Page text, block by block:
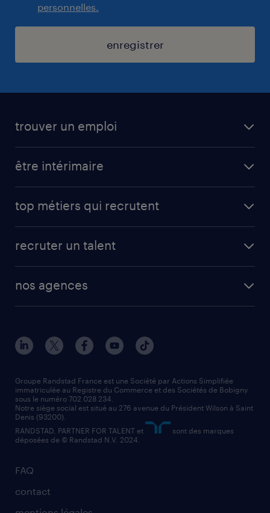
personnelles.
enregistrer
trouver un emploi
créer un compte candidat
être intérimaire
app talent / portail web
top métiers qui recrutent
manutentionnaire
assistant administratif
comptable
recruter un talent
solutions opérationnelles
contact entreprise
faq intérim / recrutement
nos agences
nos agences par ville
nos agences par région
nos cabinets de recrutement
FAQ
contact
Groupe Randstad France est une Société par Actions Simplifiée
immatriculée au Registre du Commerce et des Sociétés de Bobigny
sous le numéro 702 028 234.
Notre siège social est situé au 276 avenue du Président Wilson à Saint
Denis (93200).
RANDSTAD, PARTNER FOR TALENT et
sont des marques
déposées de © Randstad N.V. 2024.